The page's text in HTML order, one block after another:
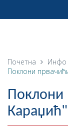
Историја
Почетна Инфо
Поклони